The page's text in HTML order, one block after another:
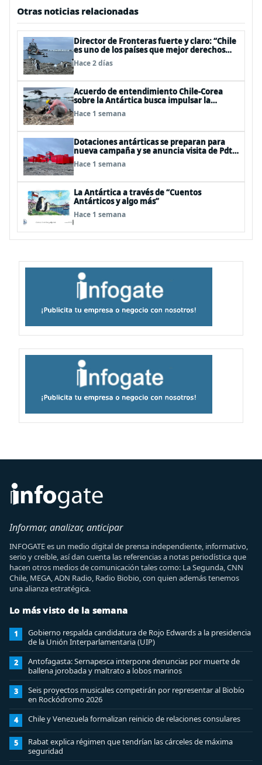
Otras noticias relacionadas
Director de Fronteras fuerte y claro: “Chile
es uno de los países que mejor derechos
tiene para sustentar una reclamación de
territorio antártico”
Hace 2 días
Acuerdo de entendimiento Chile-Corea
sobre la Antártica busca impulsar la
investigación científica
Hace 1 semana
Dotaciones antárticas se preparan para
nueva campaña y se anuncia visita de Pdte
Kast y su gabinete al continente blanco
Hace 1 semana
La Antártica a través de “Cuentos
Antárticos y algo más”
Hace 1 semana
Informar, analizar, anticipar
INFOGATE es un medio digital de prensa independiente, informativo,
serio y creíble, así dan cuenta las referencias a notas periodística que
hacen otros medios de comunicación tales como: La Segunda, CNN
Chile, MEGA, ADN Radio, Radio Biobio, con quien además tenemos
una alianza estratégica.
Lo más visto de la semana
1
Gobierno respalda candidatura de Rojo Edwards a la presidencia
de la Unión Interparlamentaria (UIP)
2
Antofagasta: Sernapesca interpone denuncias por muerte de
ballena jorobada y maltrato a lobos marinos
3
Seis proyectos musicales competirán por representar al Biobío
en Rockódromo 2026
4 Chile y Venezuela formalizan reinicio de relaciones consulares
5
Rabat explica régimen que tendrían las cárceles de máxima
seguridad